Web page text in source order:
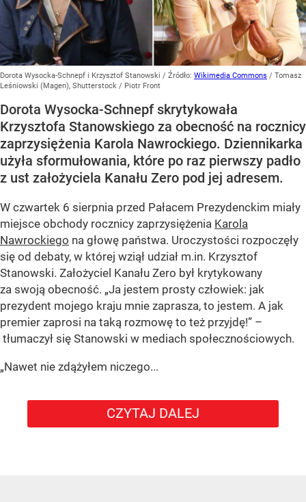
Dorota Wysocka-Schnepf i Krzysztof Stanowski / Źródło: Wikimedia Commons / Tomasz
Leśniowski (Magen), Shutterstock / Piotr Front
Dorota Wysocka-Schnepf skrytykowała
Krzysztofa Stanowskiego za obecność na rocznicy
zaprzysiężenia Karola Nawrockiego. Dziennikarka
użyła sformułowania, które po raz pierwszy padło
z ust założyciela Kanału Zero pod jej adresem.
W czwartek 6 sierpnia przed Pałacem Prezydenckim miały
miejsce obchody rocznicy zaprzysiężenia Karola
Nawrockiego na głowę państwa. Uroczystości rozpoczęły
się od debaty, w której wziął udział m.in. Krzysztof
Stanowski. Założyciel Kanału Zero był krytykowany
za swoją obecność. „Ja jestem prosty człowiek: jak
prezydent mojego kraju mnie zaprasza, to jestem. A jak
premier zaprosi na taką rozmowę to też przyjdę!” –
tłumaczył się Stanowski w mediach społecznościowych.
„Nawet nie zdążyłem niczego...
CZYTAJ DALEJ